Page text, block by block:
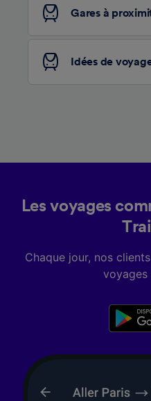
Gares à
Idées de
Les voyages
Chaque jour, nos
voyages
services.